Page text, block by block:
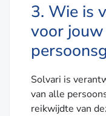
3. Wie is
voor jouw
Solvari is
van alle
reikwijdte van